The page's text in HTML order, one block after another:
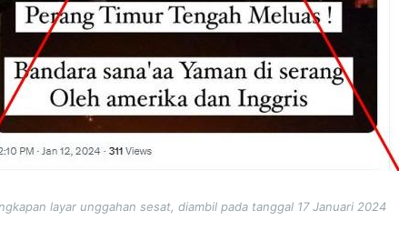
layar unggahan sesat, diambil pada tanggal 17 Januari 2024